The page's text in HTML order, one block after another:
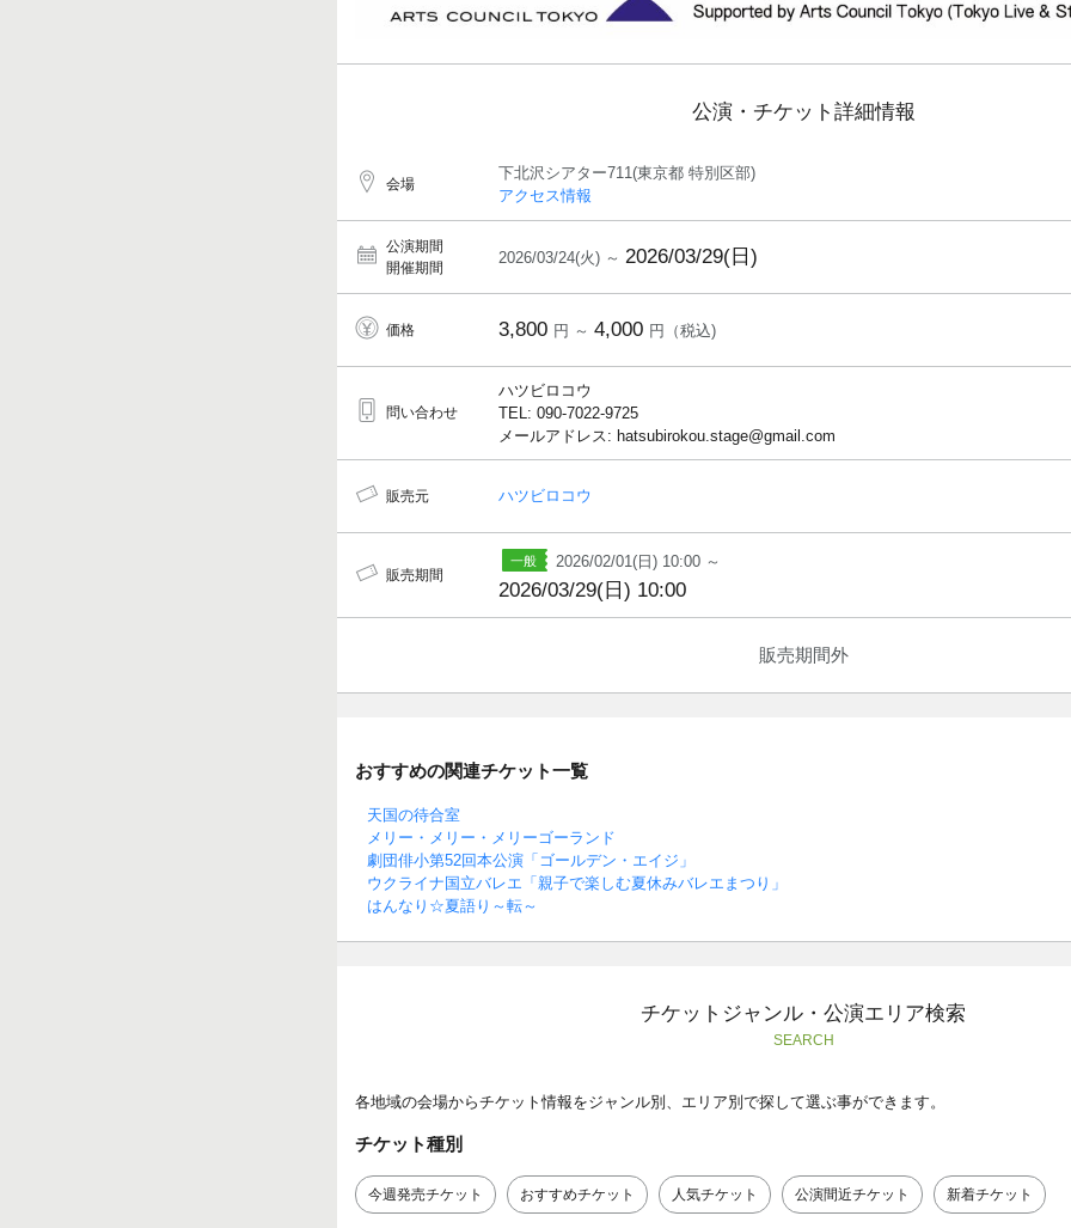
公演・チケット詳細情報
会場
下北沢シアター711(東京都 特別区部)
アクセス情報
公演期間
開催期間
2026/03/24(火) ～ 2026/03/29(日)
価格 3,800 円 ～ 4,000 円（税込)
問い合わせ
ハツビロコウ
TEL: 090-7022-9725
メールアドレス: hatsubirokou.stage@gmail.com
販売元 ハツビロコウ
販売期間
2026/02/01(日) 10:00 ～
2026/03/29(日) 10:00
販売期間外
おすすめの関連チケット一覧
天国の待合室
メリー・メリー・メリーゴーランド
劇団俳小第52回本公演「ゴールデン・エイジ」
ウクライナ国立バレエ「親子で楽しむ夏休みバレエまつり」
はんなり☆夏語り～転～
チケットジャンル・公演エリア検索
SEARCH
各地域の会場からチケット情報をジャンル別、エリア別で探して選ぶ事ができます。
チケット種別
今週発売チケット おすすめチケット 人気チケット 公演間近チケット 新着チケット